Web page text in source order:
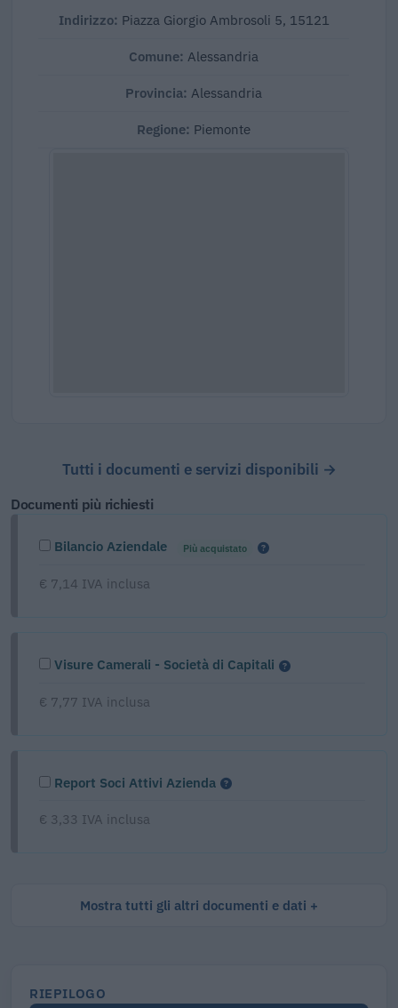
Indirizzo: Piazza Giorgio Ambrosoli 5, 15121
Comune: Alessandria
Provincia: Alessandria
Regione: Piemonte
Tutti i documenti e servizi disponibili →
Documenti più richiesti
Bilancio Aziendale Più acquistato
€ 7,14 IVA inclusa
Visure Camerali - Società di Capitali
€ 7,77 IVA inclusa
Report Soci Attivi Azienda
€ 3,33 IVA inclusa
Mostra tutti gli altri documenti e dati
RIEPILOGO